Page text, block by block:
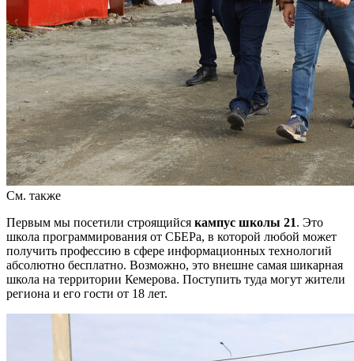
См. также
Первым мы посетили строящийся кампус школы 21. Это
школа программирования от СБЕРа, в которой любой может
получить профессию в сфере информационных технологий
абсолютно бесплатно. Возможно, это внешне самая шикарная
школа на территории Кемерова. Поступить туда могут жители
региона и его гости от 18 лет.